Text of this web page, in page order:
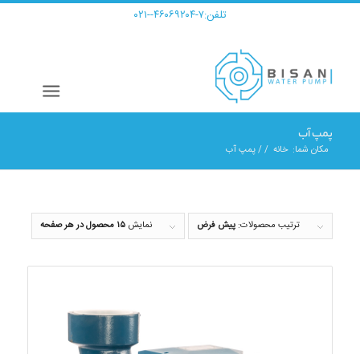
تلفن:۷-۴۶۰۶۹۲۰۴--۰۲۱
پمپ آب
مکان شما: خانه /
/پمپ آب
ترتیب محصولات: پیش فرض نمایش ۱۵ محصول در هر صفحه